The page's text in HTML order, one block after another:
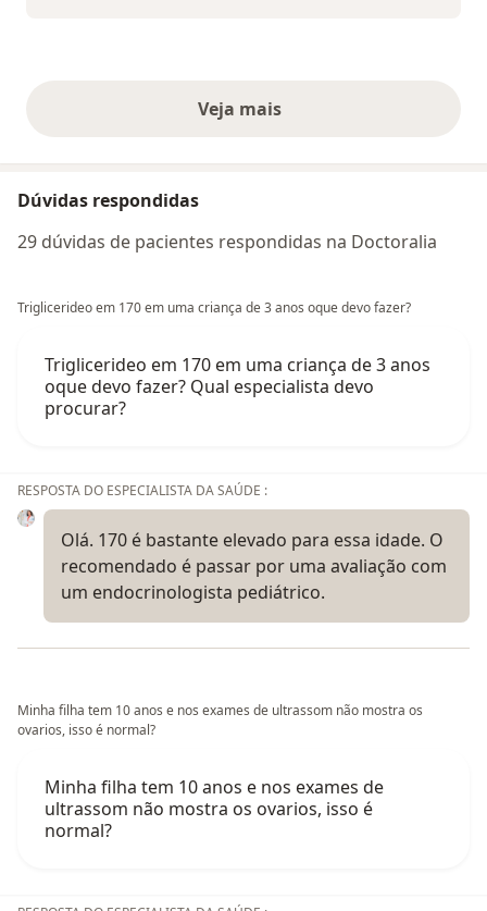
Veja maisopiniões acima
Dúvidas respondidas
29 dúvidas de pacientes respondidas na Doctoralia
Triglicerideo em 170 em uma criança de 3 anos oque devo fazer?
Triglicerideo em 170 em uma criança de 3 anos
oque devo fazer? Qual especialista devo
procurar?
RESPOSTA DO ESPECIALISTA DA SAÚDE :
Olá. 170 é bastante elevado para essa idade. O
recomendado é passar por uma avaliação com
um endocrinologista pediátrico.
Minha filha tem 10 anos e nos exames de ultrassom não mostra os
ovarios, isso é normal?
Minha filha tem 10 anos e nos exames de
ultrassom não mostra os ovarios, isso é
normal?